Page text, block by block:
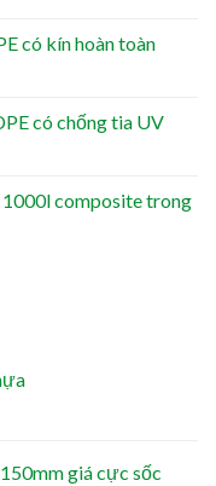
có kín hoàn toàn
có chống tia UV
composite trong
giá cực sốc